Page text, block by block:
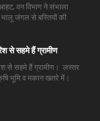
वन विभाग ने संभाला
भालू जंगल से बस्तियों की
से सहमे हैं ग्रामीण
से सहमे हैं ग्रामीण। लस्तर
भूमि व मकान खतरे में।